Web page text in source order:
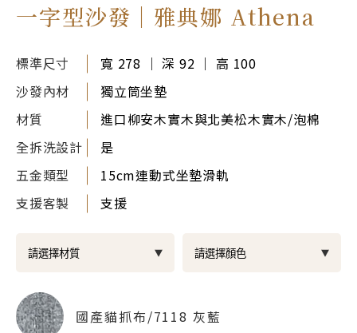
一字型沙發｜雅典娜 Athena
標準尺寸
寬 278 ｜ 深 92 ｜ 高 100
沙發內材
獨立筒坐墊
材質
進口柳安木實木與北美松木實木/泡棉
全拆洗設計
是
五金類型
15cm連動式坐墊滑軌
支援客製
支援
國產貓抓布/7118 灰藍